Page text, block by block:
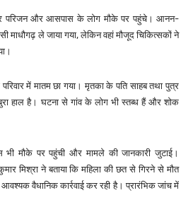
परिजन और आसपास के लोग मौके पर पहुंचे। आनन-
माधौगढ़ ले जाया गया, लेकिन वहां मौजूद चिकित्सकों ने
में मातम छा गया। मृतका के पति साहब तथा पुत्र
हाल है। घटना से गांव के लोग भी स्तब्ध हैं और शोक
मौके पर पहुंची और मामले की जानकारी जुटाई।
कुमार मिश्रा ने बताया कि महिला की छत से गिरने से मौत
वैधानिक कार्रवाई कर रही है। प्रारंभिक जांच में